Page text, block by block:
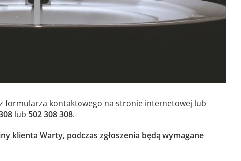
formularza kontaktowego na stronie internetowej lub
lub 502 308 308.
klienta Warty, podczas zgłoszenia będą wymagane